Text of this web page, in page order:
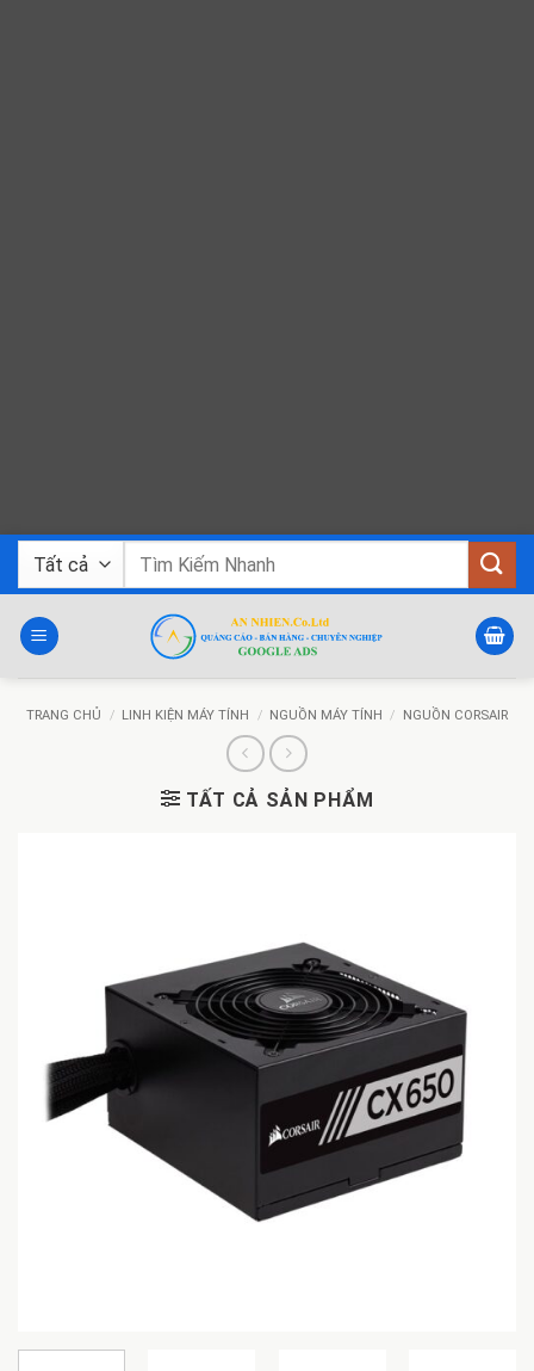
Bỏ
dung
Tìm
TRANG CHỦ / LINH KIỆN MÁY TÍNH / NGUỒN MÁY TÍNH / NGUỒN CORSAIR
TẤT CẢ SẢN PHẨM